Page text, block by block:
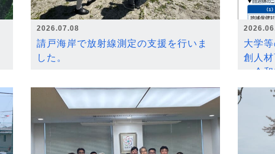
2026.07.08
請戸海岸で放射線測定の支援を行いま
した。
大学
創人
～令